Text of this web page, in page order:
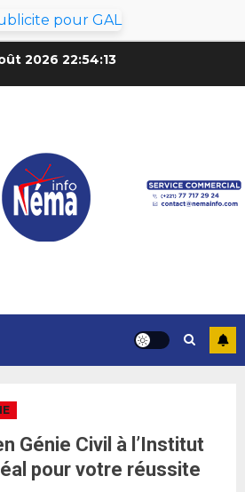
2026 22:54:15
Génie Civil à l’Institut
pour votre réussite